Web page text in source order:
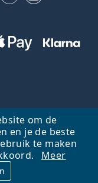
om de
en je de beste
te maken
Meer
omhoog
door Lentiamo s.r.o.,